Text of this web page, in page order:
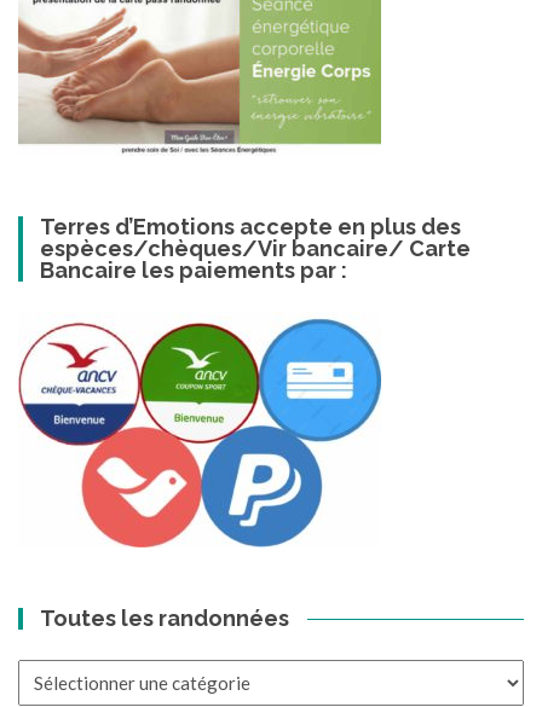
Terres d’Emotions accepte en plus des
espèces/chèques/Vir bancaire/ Carte
Bancaire les paiements par :
Toutes les randonnées